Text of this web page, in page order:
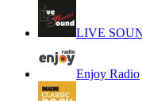
LIVE
Enjoy Radio